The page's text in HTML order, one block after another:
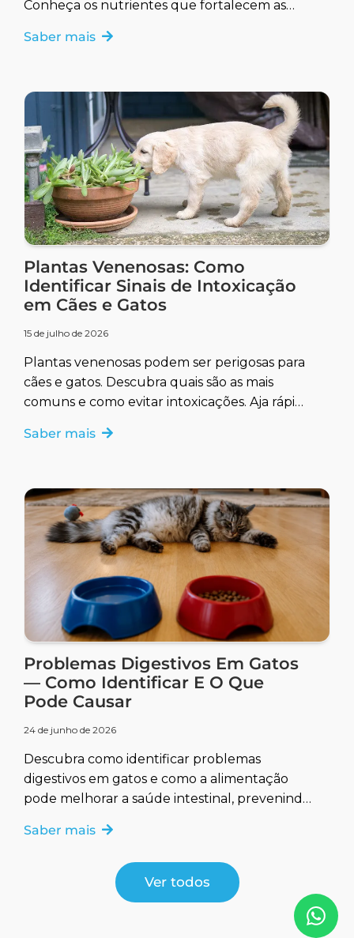
Conheça os nutrientes que fortalecem as
Saber mais
Plantas Venenosas: Como
Identificar Sinais de Intoxicação
em Cães e Gatos
15 de julho de 2026
Plantas venenosas podem ser perigosas para
cães e gatos. Descubra quais são as mais
comuns e como evitar intoxicações. Aja rápido
Saber mais
Problemas Digestivos Em Gatos
— Como Identificar E O Que
Pode Causar
24 de junho de 2026
Descubra como identificar problemas
digestivos em gatos e como a alimentação
pode melhorar a saúde intestinal, prevenindo
Saber mais
Ver todos